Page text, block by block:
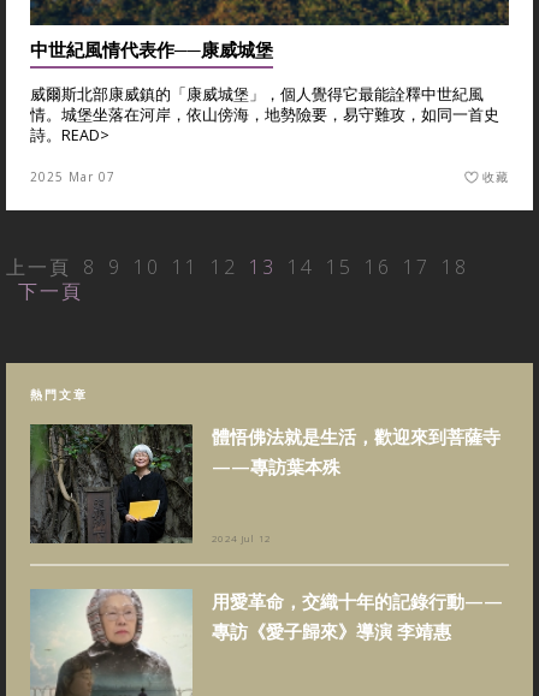
中世紀風情代表作──康威城堡
威爾斯北部康威鎮的「康威城堡」，個人覺得它最能詮釋中世紀風
情。城堡坐落在河岸，依山傍海，地勢險要，易守難攻，如同一首史
詩。 READ>
2025 Mar 07 收藏
上一頁 8 9 10 11 12 13 14 15 16 17
18
下一頁
熱門文章
體悟佛法就是生活，歡迎來到菩薩寺
——專訪葉本殊
2024 Jul 12
用愛革命，交織十年的記錄行動——
專訪《愛子歸來》導演 李靖惠